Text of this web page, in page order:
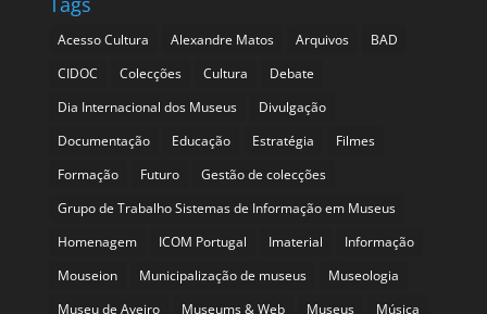
Acesso Cultura Alexandre Matos Arquivos
BAD
CIDOC
Colecções Cultura
Debate
Dia Internacional dos Museus
Divulgação
Documentação
Educação Estratégia
Filmes
Formação
Futuro
Gestão de colecções
Grupo de Trabalho Sistemas de Informação em Museus
Homenagem
ICOM Portugal Imaterial
Informação
Mouseion
Municipalização de museus
Museologia
Museu de Aveiro
Museums & Web Museus Música